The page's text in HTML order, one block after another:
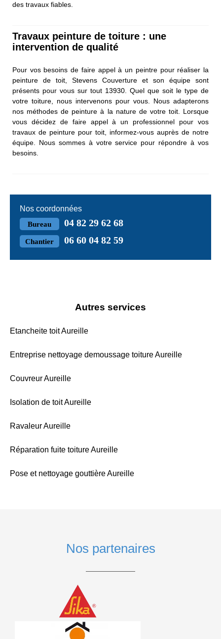
des travaux fiables.
Travaux peinture de toiture : une
intervention de qualité
Pour vos besoins de faire appel à un peintre pour réaliser la
peinture de toit, Stevens Couverture et son équipe sont
présents pour vous sur tout 13930. Quel que soit le type de
votre toiture, nous intervenons pour vous. Nous adapterons
nos méthodes de peinture à la nature de votre toit. Lorsque
vous décidez de faire appel à un professionnel pour vos
travaux de peinture pour toit, informez-vous auprès de notre
équipe. Nous sommes à votre service pour répondre à vos
besoins.
Nos coordonnées
Bureau 04 82 29 62 68
Chantier 06 60 04 82 59
Autres services
Etancheite toit Aureille
Entreprise nettoyage demoussage toiture Aureille
Couvreur Aureille
Isolation de toit Aureille
Ravaleur Aureille
Réparation fuite toiture Aureille
Pose et nettoyage gouttière Aureille
Nos partenaires